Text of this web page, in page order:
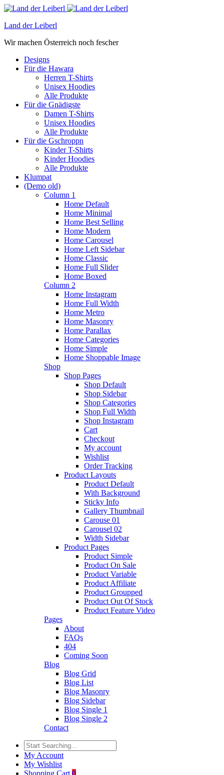
Land der Leiberl
Wir machen Österreich noch fescher
Designs
Für die Hawara
Herren T-Shirts
Unisex Hoodies
Alle Produkte
Für die Gnädigste
Damen T-Shirts
Unisex Hoodies
Alle Produkte
Für die Gschroppn
Kinder T-Shirts
Kinder Hoodies
Alle Produkte
Klumpat
(Demo old)
Column 1
Home Default
Home Minimal
Home Best Selling
Home Modern
Home Carousel
Home Left Sidebar
Home Classic
Home Full Slider
Home Boxed
Column 2
Home Instagram
Home Full Width
Home Metro
Home Masonry
Home Parallax
Home Categories
Home Simple
Home Shoppable Image
Shop
Shop Pages
Shop Default
Shop Sidebar
Shop Categories
Shop Full Width
Shop Instagram
Cart
Checkout
My account
Wishlist
Order Tracking
Product Layouts
Product Default
With Background
Sticky Info
Gallery Thumbnail
Carouse 01
Carousel 02
Width Sidebar
Product Pages
Product Simple
Product On Sale
Product Variable
Product Affiliate
Product Groupped
Product Out Of Stock
Product Feature Video
Pages
About
FAQs
404
Coming Soon
Blog
Blog Grid
Blog List
Blog Masonry
Blog Sidebar
Blog Single 1
Blog Single 2
Contact
My Account
My Wishlist
Shopping Cart 0